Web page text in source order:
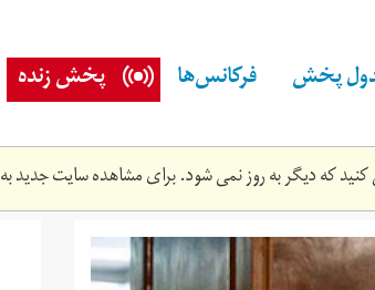
پخش فرکانس‌ها پخش زنده
که دیگر به روز نمی شود. برای مشاهده سایت جدید به